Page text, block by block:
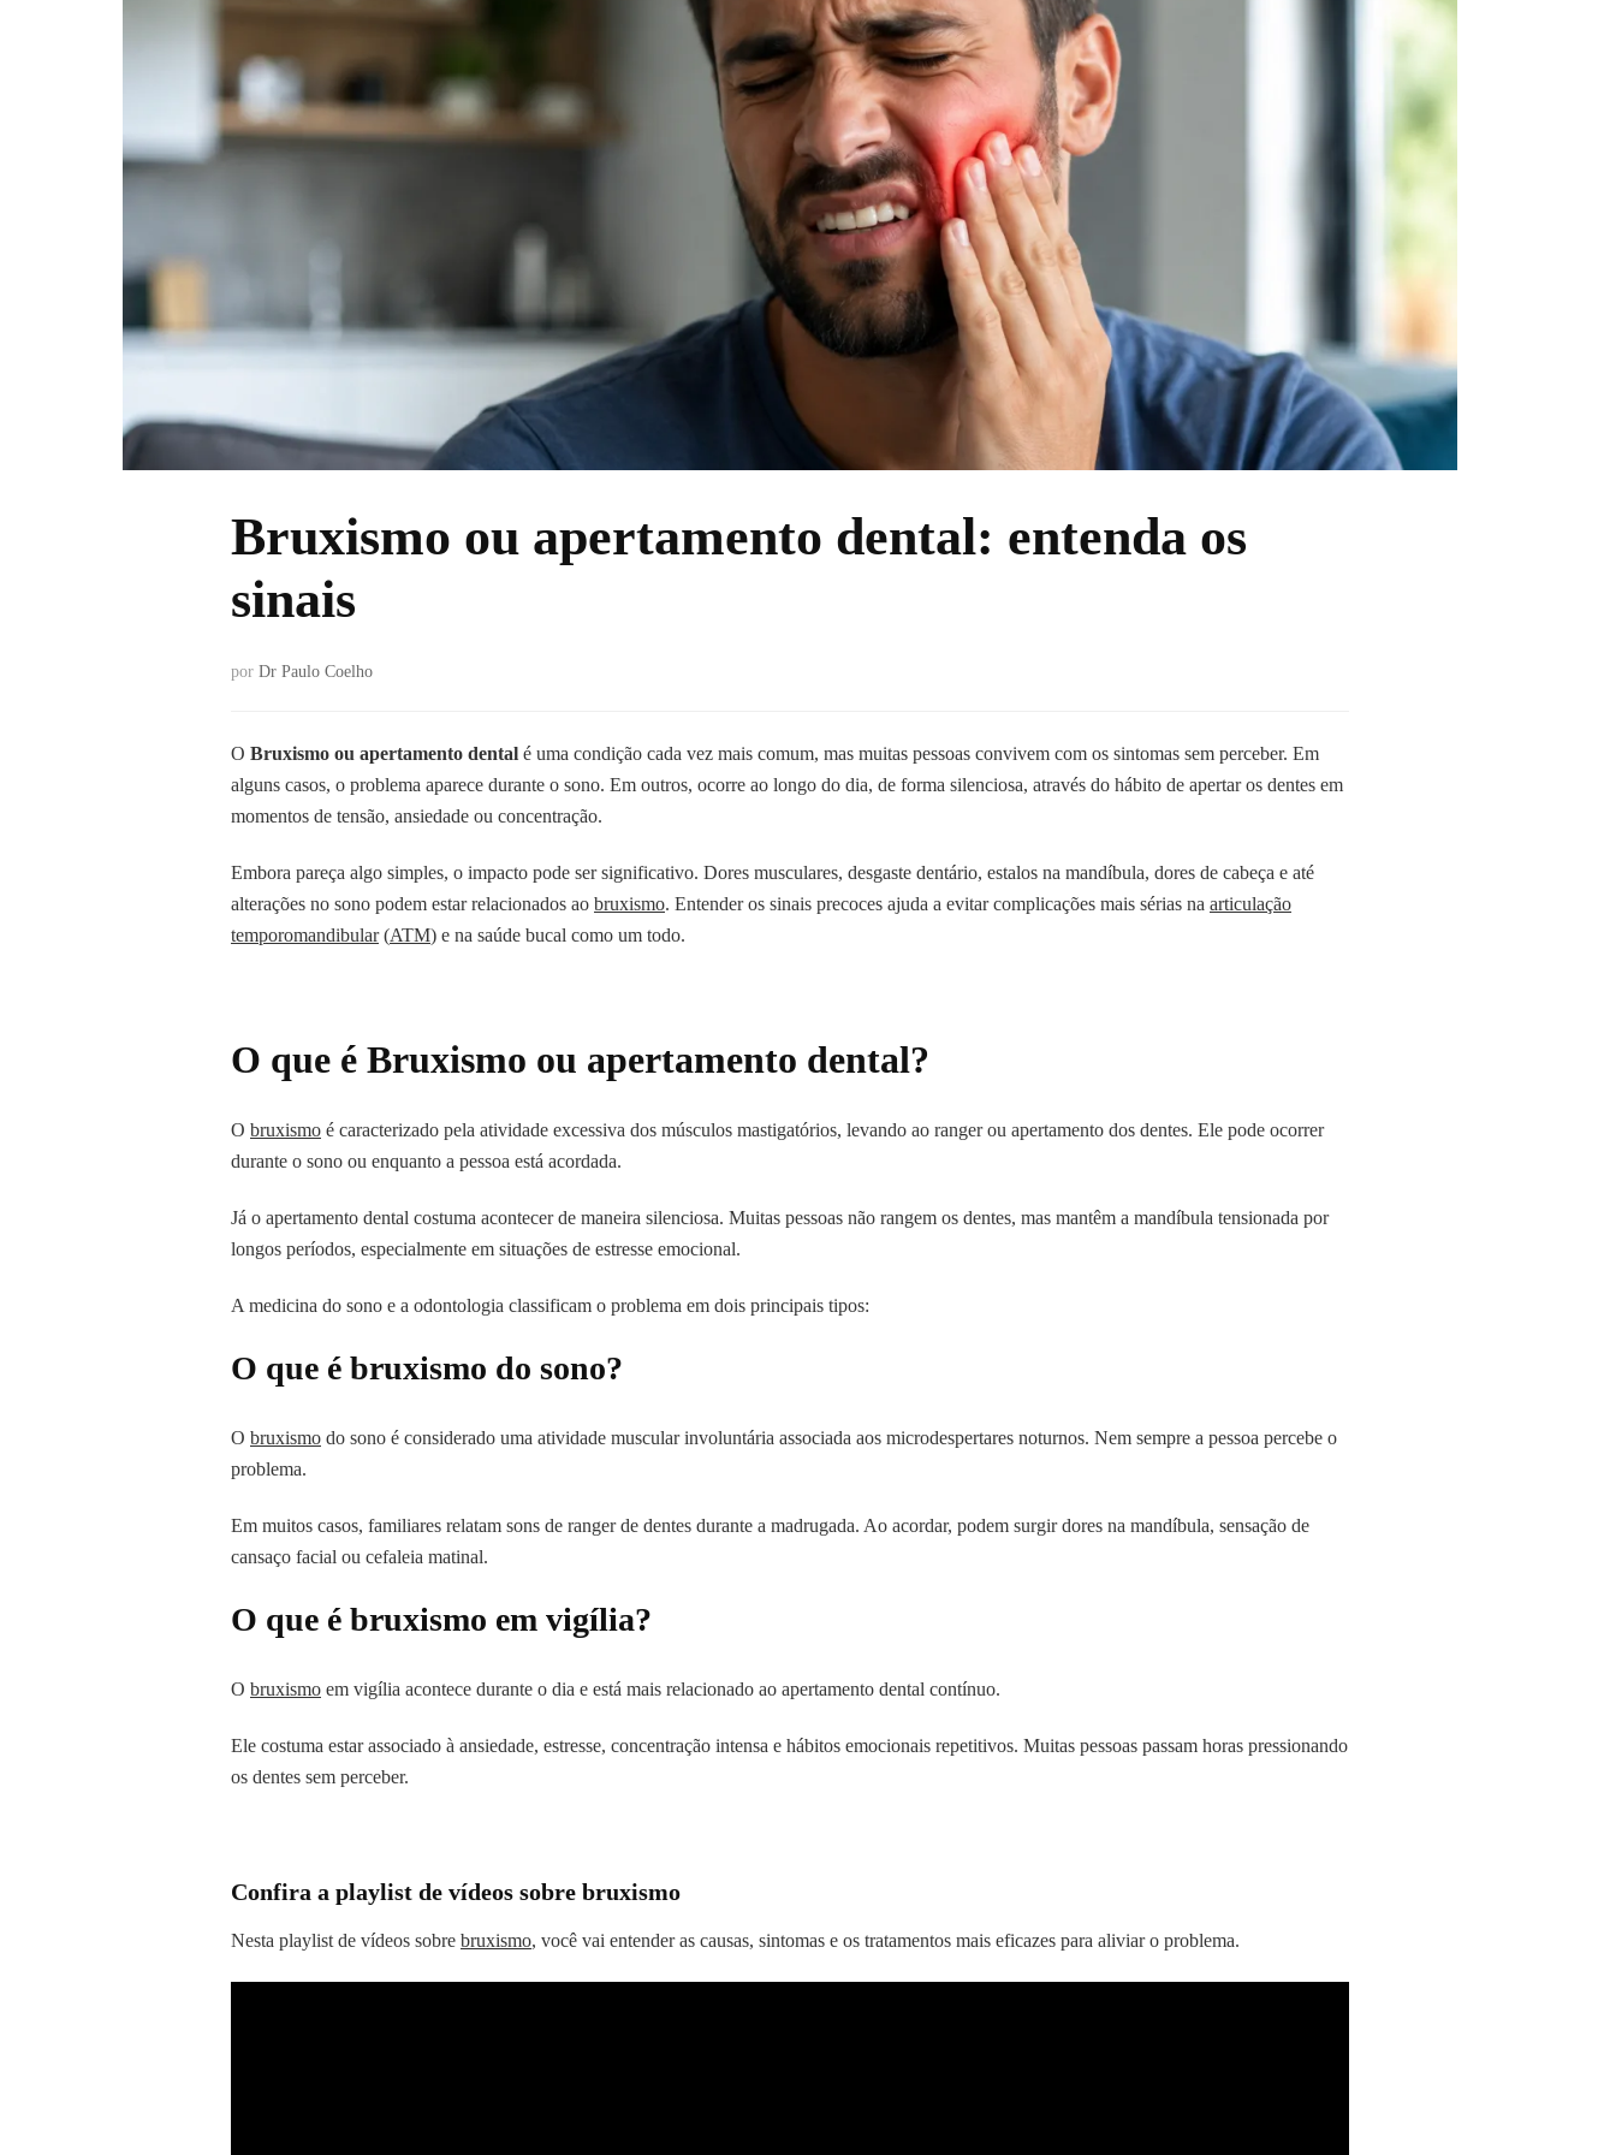
Bruxismo ou apertamento dental: entenda os
sinais
por Dr Paulo Coelho
O Bruxismo ou apertamento dental é uma condição cada vez mais comum, mas muitas pessoas convivem com os sintomas sem perceber. Em
alguns casos, o problema aparece durante o sono. Em outros, ocorre ao longo do dia, de forma silenciosa, através do hábito de apertar os dentes em
momentos de tensão, ansiedade ou concentração.
Embora pareça algo simples, o impacto pode ser significativo. Dores musculares, desgaste dentário, estalos na mandíbula, dores de cabeça e até
alterações no sono podem estar relacionados ao bruxismo. Entender os sinais precoces ajuda a evitar complicações mais sérias na articulação
temporomandibular(ATM) e na saúde bucal como um todo.
O que é Bruxismo ou apertamento dental?
O bruxismo é caracterizado pela atividade excessiva dos músculos mastigatórios, levando ao ranger ou apertamento dos dentes. Ele pode ocorrer
durante o sono ou enquanto a pessoa está acordada.
Já o apertamento dental costuma acontecer de maneira silenciosa. Muitas pessoas não rangem os dentes, mas mantêm a mandíbula tensionada por
longos períodos, especialmente em situações de estresse emocional.
A medicina do sono e a odontologia classificam o problema em dois principais tipos:
O que é bruxismo do sono?
O bruxismo do sono é considerado uma atividade muscular involuntária associada aos microdespertares noturnos. Nem sempre a pessoa percebe o
problema.
Em muitos casos, familiares relatam sons de ranger de dentes durante a madrugada. Ao acordar, podem surgir dores na mandíbula, sensação de
cansaço facial ou cefaleia matinal.
O que é bruxismo em vigília?
O bruxismo em vigília acontece durante o dia e está mais relacionado ao apertamento dental contínuo.
Ele costuma estar associado à ansiedade, estresse, concentração intensa e hábitos emocionais repetitivos. Muitas pessoas passam horas pressionando
os dentes sem perceber.
Confira a playlist de vídeos sobre bruxismo
Nesta playlist de vídeos sobre bruxismo, você vai entender as causas, sintomas e os tratamentos mais eficazes para aliviar o problema.